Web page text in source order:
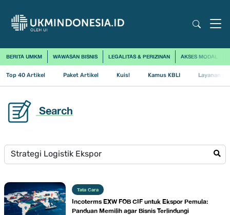
BERITA UMKM WAWASAN BISNIS LEGALITAS & PERIZINAN AKSES MODAL
Top 40 Artikel Paket Artikel Kuis! Kamus KBLI Layanan
Search
Tata Cara
Incoterms EXW FOB CIF untuk Ekspor Pemula:
Panduan Memilih agar Bisnis Terlindungi